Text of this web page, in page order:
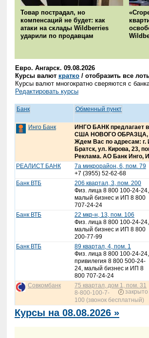
Товар пострадал, но
компенсаций не будет: как
атаки на склады Wildberries
ударили по продавцам
Евро. Ангарск. 09.08.2026
Курсы валют кратко / отобразить все
Курсы валют многократно сверяются с
Редактировать курсы
Банк Обменный пункт
Инго Банк
ИНГО БАНК предлагает
США НОВОГО ОБРАЗЦА,
Ждем Вас по адресам: г.
Братск, ул. Кирова, 23,
Реклама. АО Банк Инго,
РЕАЛИСТ БАНК
7а микрорайон, 6, пом. 79
+7 (3955) 52-62-68
Банк ВТБ
206 квартал, 3, пом. 200
Физ. лица 8 800 100-24-24,
малый бизнес и ИП 8 800
707-24-24
Банк ВТБ
22 мкр-н, 13, пом. 106
Физ. лица 8 800 100-24-24,
малый бизнес и ИП 8 800
200-77-99
Банк ВТБ
89 квартал, 4, пом. 1
Физ. лица 8 800 100-24-24,
привилегия 8 800 500-24-
24, малый бизнес и ИП 8
800 707-24-24
Совкомбанк
75 квартал, дом 1, пом. 31
закрыто
8-800-100-7-
100 (звонок бесплатный)
Курсы на 08.08.2026 »